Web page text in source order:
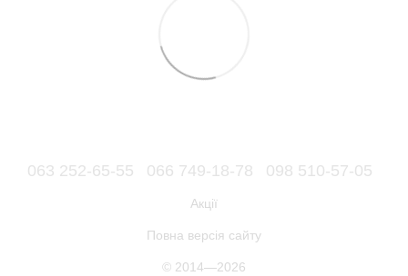
063 252-65-55 066 749-18-78 098 510-57-05
Акції
Повна версія сайту
© 2014—2026